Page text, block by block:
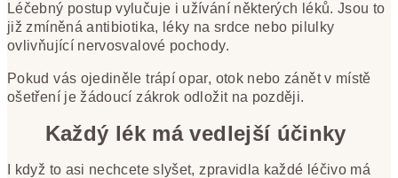
Léčebný postup vylučuje i užívání některých léků. Jsou to
již zmíněná antibiotika, léky na srdce nebo pilulky
ovlivňující nervosvalové pochody.
Pokud vás ojediněle trápí opar, otok nebo zánět v místě
ošetření je žádoucí zákrok odložit na později.
Každý lék má vedlejší účinky
I když to asi nechcete slyšet, zpravidla každé léčivo má